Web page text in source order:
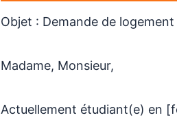
Objet : Demande de
Madame, Monsieur,
Actuellement étudiant(e) en